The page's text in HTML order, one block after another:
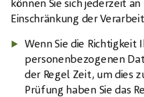
können Sie sich jederzeit
Einschränkung der
Wenn Sie die Richtigkeit
personenbezogenen
der Regel Zeit, um dies
Prüfung haben Sie das